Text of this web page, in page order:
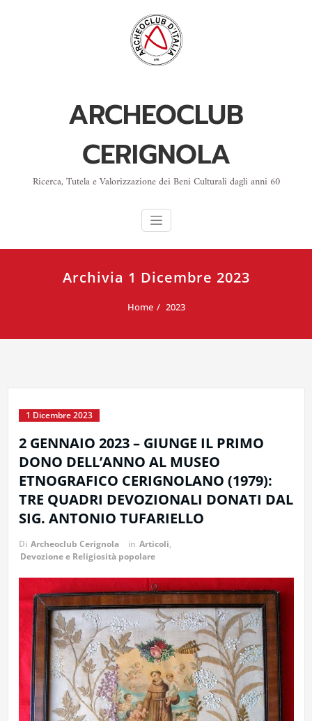
ARCHEOCLUB
CERIGNOLA
Ricerca, Tutela e Valorizzazione dei Beni Culturali dagli anni 60
Archivia 1 Dicembre 2023
Home 2023
1 Dicembre 2023
2 GENNAIO 2023 – GIUNGE IL PRIMO
DONO DELL’ANNO AL MUSEO
ETNOGRAFICO CERIGNOLANO (1979):
TRE QUADRI DEVOZIONALI DONATI DAL
SIG. ANTONIO TUFARIELLO
Di Archeoclub Cerignola in Articoli,
Devozione e Religiosità popolare